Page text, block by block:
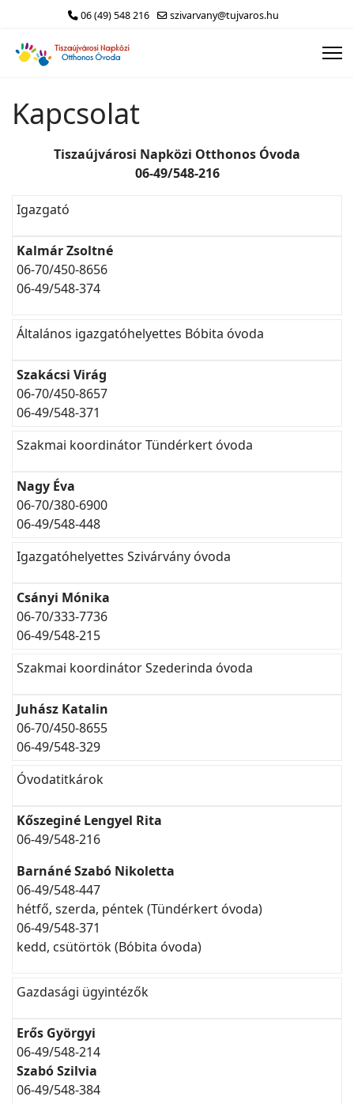
06 (49) 548 216 szivarvany@tujvaros.hu
Kapcsolat
Tiszaújvárosi Napközi Otthonos Óvoda
06-49/548-216
Igazgató
Kalmár Zsoltné
06-70/450-8656
06-49/548-374
Általános igazgatóhelyettes Bóbita óvoda
Szakácsi Virág
06-70/450-8657
06-49/548-371
Szakmai koordinátor Tündérkert óvoda
Nagy Éva
06-70/380-6900
06-49/548-448
Igazgatóhelyettes Szivárvány óvoda
Csányi Mónika
06-70/333-7736
06-49/548-215
Szakmai koordinátor Szederinda óvoda
Juhász Katalin
06-70/450-8655
06-49/548-329
Óvodatitkárok
Kőszeginé Lengyel Rita
06-49/548-216
Barnáné Szabó Nikoletta
06-49/548-447
hétfő, szerda, péntek (Tündérkert óvoda)
06-49/548-371
kedd, csütörtök (Bóbita óvoda)
Gazdasági ügyintézők
Erős Györgyi
06-49/548-214
Szabó Szilvia
06-49/548-384